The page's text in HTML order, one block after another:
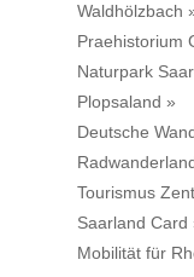
Waldhölzbach
Praehistorium
Naturpark
Plopsaland »
Deutsche
Tourismus
Saarland Card
Mobilität für